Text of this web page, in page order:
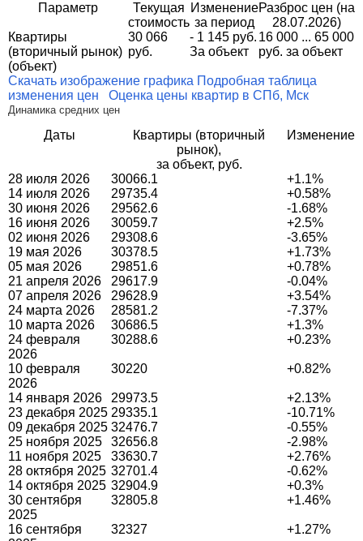
Параметр
Текущая
стоимость
Изменение
за период
Разброс цен (на
28.07.2026)
Квартиры
(вторичный рынок)
(объект)
30 066
руб.
- 1 145 руб.
За объект
16 000 ... 65 000
руб. за объект
Скачать изображение графика Подробная таблица
изменения цен
Оценка цены квартир в СПб, Мск
Динамика средних цен
Даты
Квартиры (вторичный
рынок),
за объект, руб.
Изменение
28 июля 2026 30066.1
+1.1%
14 июля 2026
29735.4
+0.58%
30 июня 2026
29562.6
-1.68%
16 июня 2026
30059.7
+2.5%
02 июня 2026
29308.6
-3.65%
19 мая 2026
30378.5
+1.73%
05 мая 2026
29851.6
+0.78%
21 апреля 2026
29617.9
-0.04%
07 апреля 2026
29628.9
+3.54%
24 марта 2026
28581.2
-7.37%
10 марта 2026
30686.5
+1.3%
24 февраля
2026
30288.6 +0.23%
10 февраля
2026
30220 +0.82%
14 января 2026 29973.5
+2.13%
23 декабря 2025 29335.1
-10.71%
09 декабря 2025 32476.7
-0.55%
25 ноября 2025
32656.8
-2.98%
11 ноября 2025
33630.7
+2.76%
28 октября 2025 32701.4
-0.62%
14 октября 2025 32904.9
+0.3%
30 сентября
2025
32805.8 +1.46%
16 сентября
32327 +1.27%